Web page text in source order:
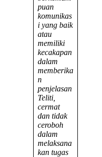
puan
komunikas
i yang baik
atau
memiliki
kecakapan
dalam
memberika
n
penjelasan
Teliti,
cermat
dan tidak
ceroboh
dalam
melaksana
kan tugas